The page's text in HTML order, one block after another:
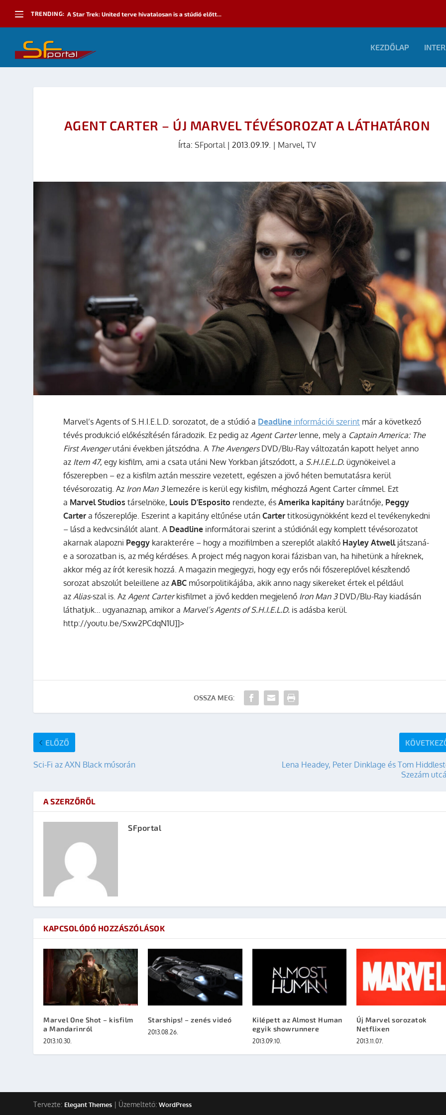
TRENDING: A Star Trek: United terve hivatalosan is a stúdió előtt...
KEZDŐLAP
AGENT CARTER – ÚJ MARVEL TÉVÉSOROZAT A LÁTHATÁRON
Írta:SFportal|2013.09.19. | Marvel,TV
Marvel’s Agents of S.H.I.E.L.D. sorozatot, de a stúdió a Deadline információi szerint már a következő
tévés produkció előkészítésén fáradozik. Ez pedig azAgent Carterlenne, mely a Captain America: The
First Avengerutáni években játszódna.A The AvengersDVD/Blu-Ray változatán kapott helyet anno
az Item 47, egy kisfilm, ami a csata utáni New Yorkban játszódott, a S.H.I.E.L.D.ügynökeivel a
főszerepben – ez a kisfilm aztán messzire vezetett, egészen a jövő héten bemutatásra kerül
tévésorozatig. Az Iron Man 3lemezére is kerül egy kisfilm, méghozzáAgent Carter címmel. Ezt
a Marvel Studios társelnöke, Louis D’Esposito rendezte, ésAmerika kapitány barátnője, Peggy
Carter a főszereplője. Eszerint a kapitány eltűnése utánCarter titkosügynökként kezd el tevékenykedni
– lásd a kedvcsinálót alant. A Deadline informátorai szerint a stúdiónál egy komplett tévésorozatot
akarnak alapozni Peggy karakterére – hogy a mozifilmben a szereplőt alakító Hayley Atwelljátszaná-
e a sorozatban is, az még kérdéses. A project még nagyon korai fázisban van, ha hihetünk a híreknek,
akkor még az írót keresik hozzá. A magazin megjegyzi, hogy egy erős női főszereplővel készítendő
sorozat abszolút beleillene azABC műsorpolitikájába, akik anno nagy sikereket értek el például
azAlias-szal is. AzAgent Carterkisfilmet a jövő kedden megjelenő Iron Man 3DVD/Blu-Ray kiadásán
láthatjuk… ugyanaznap, amikor a Marvel’s Agents of S.H.I.E.L.D. is adásba kerül.
http://youtu.be/Sxw2PCdqN1U]]>
OSSZA MEG:
ELŐZŐ
Sci-Fi az AXN Black műsorán
Lena Headey, Peter Dinklage és Tom
Szezám
A SZERZŐRŐL
SFportal
KAPCSOLÓDÓ HOZZÁSZÓLÁSOK
Marvel One Shot – kisfilm
a Mandarinról
2013.10.30.
Starships! – zenés videó
2013.08.26.
Kilépett az Almost Human
egyik showrunnere
2013.09.10.
Új Marvel sorozatok
Netflixen
2013.11.07.
Tervezte: Elegant Themes | Üzemeltető:WordPress